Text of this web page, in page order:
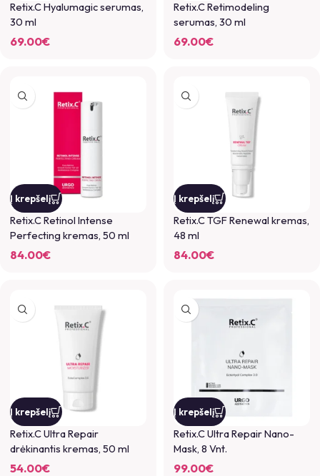
Retix.C Hyalumagic serumas,
30 ml
69.00€
Retix.C Retimodeling
serumas, 30 ml
69.00€
Į krepšelį
Retix.C Retinol Intense
Perfecting kremas, 50 ml
84.00€
Į krepšelį
Retix.C TGF Renewal kremas,
48 ml
84.00€
Į krepšelį
Retix.C Ultra Repair
drėkinantis kremas, 50 ml
54.00€
Į krepšelį
Retix.C Ultra Repair Nano-
Mask, 8 Vnt.
99.00€
GAUKITE 5 %
NUOLAIDĄ PIRMAM
UŽSAKYMUI!
Ir pirmieji gaukite informaciją apie mūsų
naujausius produktus!